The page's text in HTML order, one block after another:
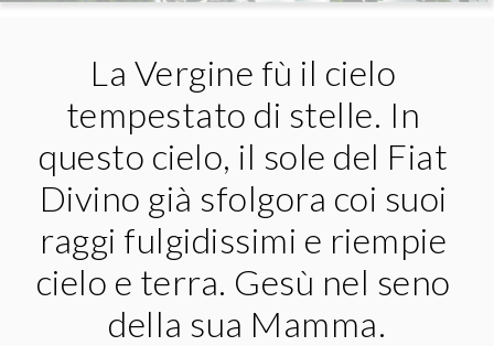
La Vergine fù il cielo
tempestato di stelle. In
questo cielo, il sole del Fiat
Divino già sfolgora coi suoi
raggi fulgidissimi e riempie
cielo e terra. Gesù nel seno
della sua Mamma.